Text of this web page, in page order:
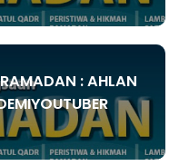
: AHLAN